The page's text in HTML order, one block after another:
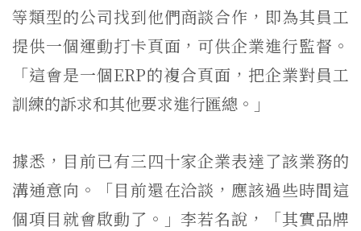
等類型的公司找到他們商談合作，即為其員工
提供一個運動打卡頁面，可供企業進行監督。
「這會是一個ERP的複合頁面，把企業對員工
訓練的訴求和其他要求進行匯總。」
據悉，目前已有三四十家企業表達了該業務的
溝通意向。「目前還在洽談，應該過些時間這
個項目就會啟動了。」李若名說，「其實品牌